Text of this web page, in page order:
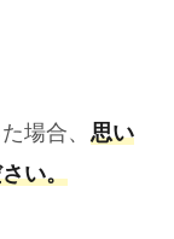
場合、 思い
い。